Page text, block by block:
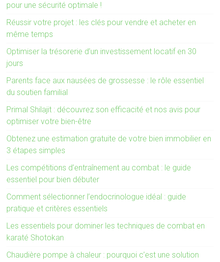
pour une sécurité optimale !
Réussir votre projet : les clés pour vendre et acheter en
même temps
Optimiser la trésorerie d’un investissement locatif en 30
jours
Parents face aux nausées de grossesse : le rôle essentiel
du soutien familial
Primal Shilajit : découvrez son efficacité et nos avis pour
optimiser votre bien-être
Obtenez une estimation gratuite de votre bien immobilier en
3 étapes simples
Les compétitions d’entraînement au combat : le guide
essentiel pour bien débuter
Comment sélectionner l’endocrinologue idéal : guide
pratique et critères essentiels
Les essentiels pour dominer les techniques de combat en
karaté Shotokan
Chaudière pompe à chaleur : pourquoi c’est une solution